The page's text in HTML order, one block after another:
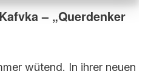
– „Querdenker
wütend. In ihrer neuen